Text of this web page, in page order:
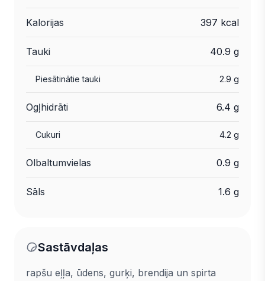
Kalorijas 397 kcal
Tauki 40.9 g
Piesātinātie tauki 2.9 g
Ogļhidrāti 6.4 g
Cukuri 4.2 g
Olbaltumvielas 0.9 g
Sāls 1.6 g
Sastāvdaļas
rapšu eļļa, ūdens, gurķi, brendija un spirta